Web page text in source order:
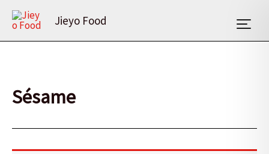
Aller
contenu
Jieyo Food
Sésame